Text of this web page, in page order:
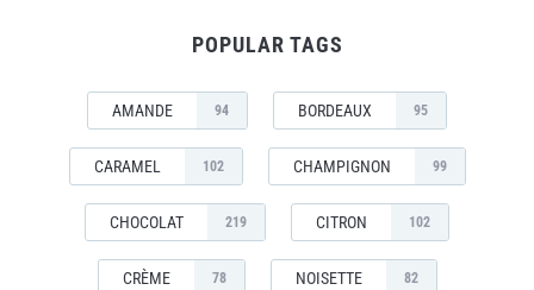
POPULAR TAGS
AMANDE 94 BORDEAUX 95
CARAMEL 102 CHAMPIGNON 99
CHOCOLAT 219 CITRON 102
CRÈME 78 NOISETTE 82